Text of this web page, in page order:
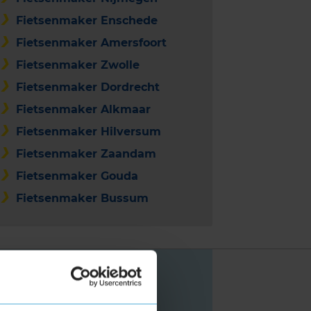
Fietsenmaker Enschede
Fietsenmaker Amersfoort
Fietsenmaker Zwolle
Fietsenmaker Dordrecht
Fietsenmaker Alkmaar
Fietsenmaker Hilversum
Fietsenmaker Zaandam
Fietsenmaker Gouda
Fietsenmaker Bussum